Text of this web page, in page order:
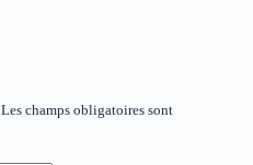
Les champs obligatoires sont